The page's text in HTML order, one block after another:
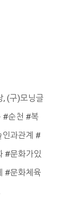
(구)모닝글
#순천 #복
과관계 #
#문화가있
#문화체육